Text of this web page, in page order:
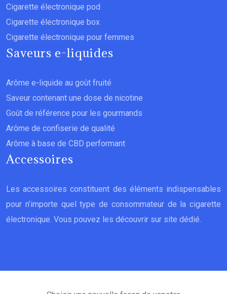
Cigarette électronique pod
Cigarette électronique box
Cigarette électronique pour femmes
Saveurs e-liquides
Arôme e-liquide au goût fruité
Saveur contenant une dose de nicotine
Goût de référence pour les gourmands
Arôme de confiserie de qualité
Arôme à base de CBD performant
Accessoires
Les accessoires constituent des éléments indispensables
pour n’importe quel type de consommateur de la cigarette
électronique. Vous pouvez les découvrir sur site dédié.